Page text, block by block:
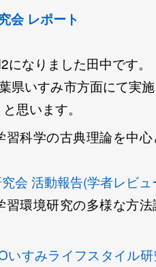
会 レポート
なりました田中です。
県いすみ市方面にて実
思います。
習科学の古典理論を中
会 活動報告(学者レビュ
習環境研究の多様な方
いすみライフスタイル